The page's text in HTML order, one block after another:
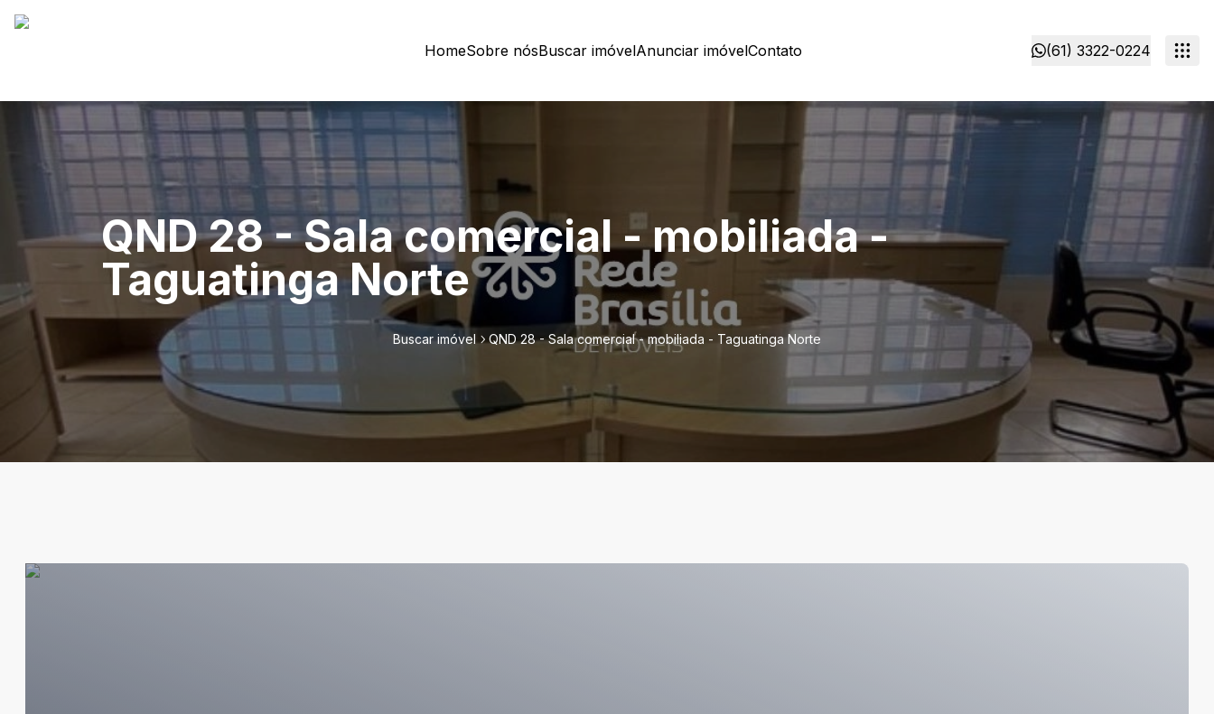
HomeSobre nósBuscar imóvelAnunciar imóvelContato (61) 3322-0224
QND 28 - Sala comercial - mobiliada -
Taguatinga Norte
Buscar imóvel QND 28 - Sala comercial - mobiliada - Taguatinga Norte